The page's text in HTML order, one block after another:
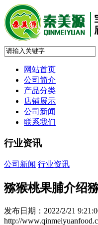
网站首页
公司简介
产品分类
店铺展示
公司新闻
联系我们
行业资讯
公司新闻 行业资讯
猕猴桃果脯介绍
发布日期：2022/2/21
http://